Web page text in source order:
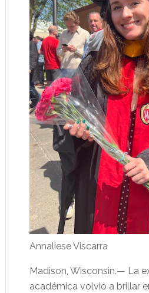
Annaliese Viscarra
Madison, Wisconsin.— La
académica volvió a brillar